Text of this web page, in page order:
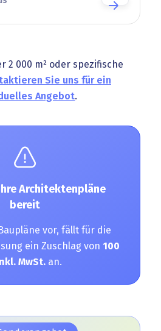
2 000 m² oder spezifische
Sie uns für ein
Angebot.
Architektenpläne
bereit
vor, fällt für die
ein Zuschlag von 100
MwSt.an.